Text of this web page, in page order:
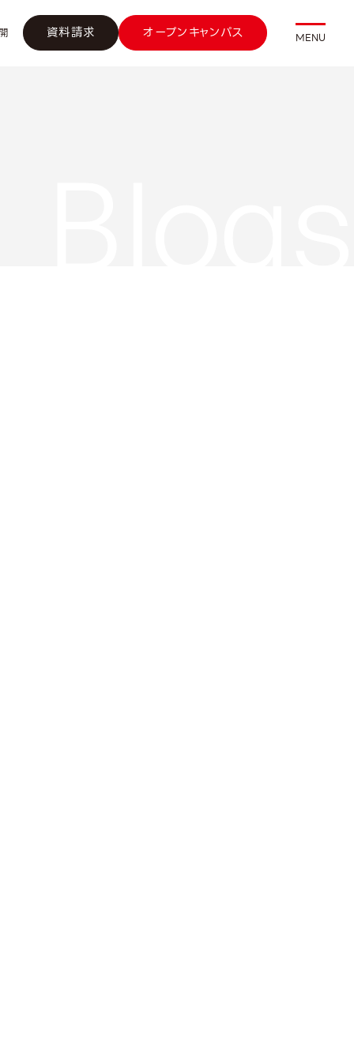
資料請求 オープンキャンパス MENU